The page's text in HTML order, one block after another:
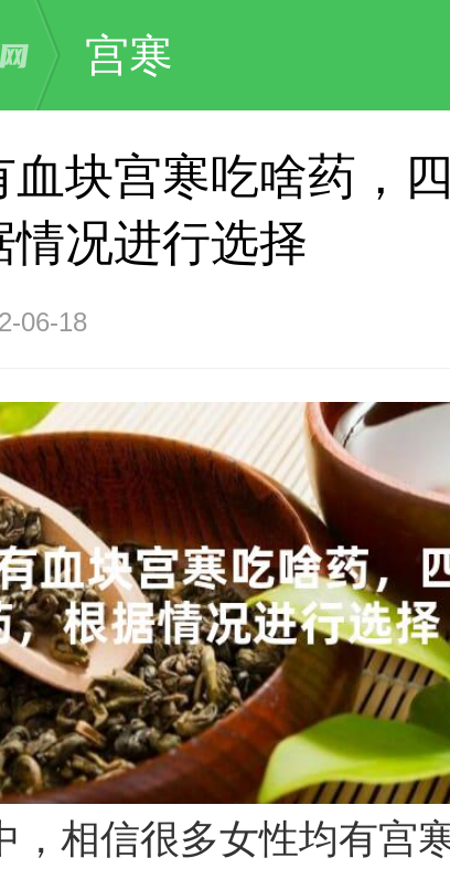
宫寒
血块宫寒吃啥药，
情况进行选择
06-18
，相信很多女性均有宫